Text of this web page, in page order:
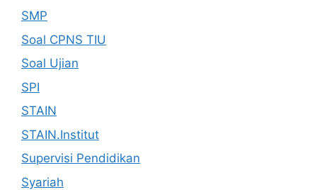
SMP
Soal CPNS TIU
Soal Ujian
SPI
STAIN
STAIN.Institut
Supervisi Pendidikan
Syariah